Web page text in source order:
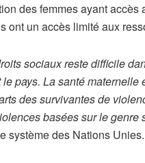
des femmes ayant
ont un accès limité aux
sociaux reste difficile
pays. La santé
des survivantes de
basées sur le genre
système des Nations Unies.